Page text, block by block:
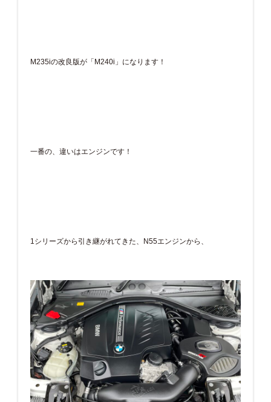
M235iの改良版が「M240i」になります！
一番の、違いはエンジンです！
1シリーズから引き継がれてきた、N55エンジンから、